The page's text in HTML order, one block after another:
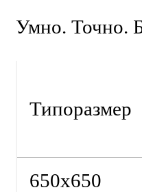
Умно. Точно.
Типоразмер
650х650